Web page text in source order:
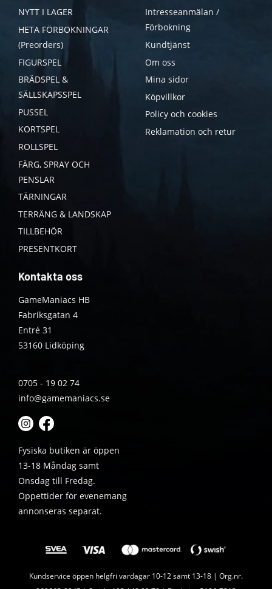
NYTT I LAGER
HETA FÖRBOKNINGAR
(Preorders)
FIGURSPEL
BRÄDSPEL &
SÄLLSKAPSSPEL
PUSSEL
KORTSPEL
ROLLSPEL
FÄRG, SPRAY OCH
PENSLAR
TÄRNINGAR
TERRÄNG & LANDSKAP
TILLBEHÖR
PRESENTKORT
Intresseanmälan /
Förbokning
Kundtjänst
Om oss
Mina sidor
Köpvillkor
Policy och cookies
Reklamation och retur
Kontakta oss
GameManiacs HB
Fabriksgatan 4
Entré 31
53160 Lidköping
0705 - 19 02 74
info@gamemaniacs.se
Fysiska butiken är öppen
13-18 Måndag samt
Onsdag till Fredag.
Öppettider för evenemang
annonseras separat.
Kundservice öppen helgfri vardagar 10-12 samt 13-18 | Org.nr.